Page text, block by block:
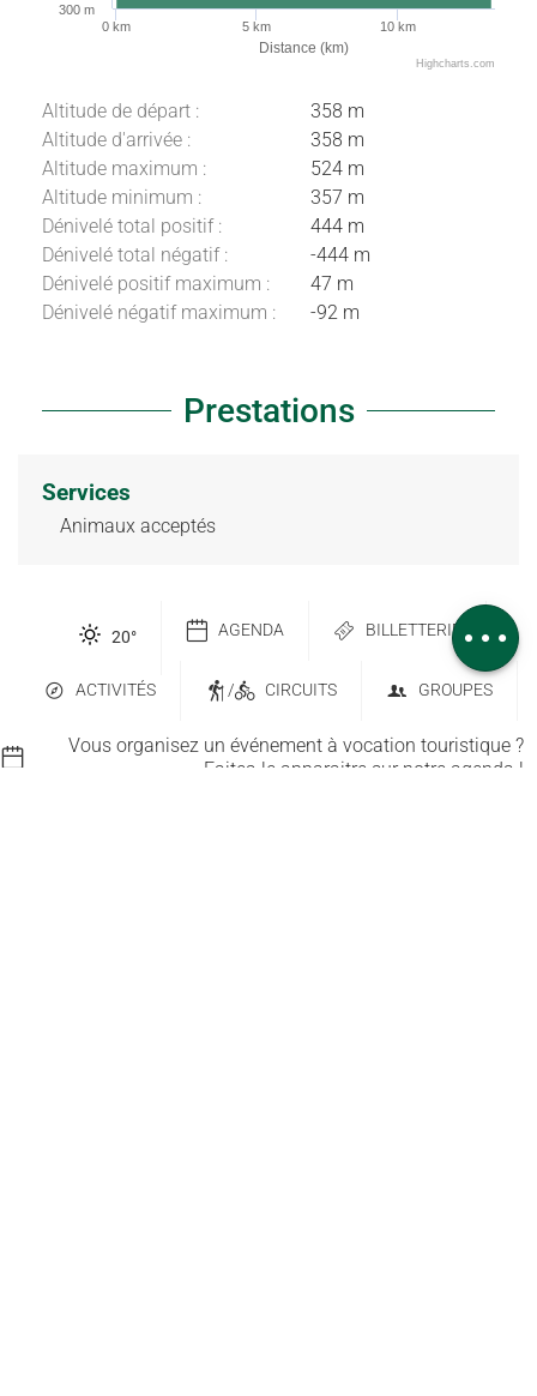
Distance (km)
0 km 5 km 10 km
300 m
Highcharts.com
Altitude de départ :
358 m
Altitude d'arrivée :
358 m
Altitude maximum :
524 m
Altitude minimum :
357 m
Dénivelé total positif :
444 m
Dénivelé total négatif :
-444 m
Dénivelé positif maximum :
47 m
Dénivelé négatif maximum :
-92 m
Prestations
Services
Animaux acceptés
20° AGENDA BILLETTERIE
ACTIVITÉS / CIRCUITS GROUPES
Vous organisez un événement à vocation touristique ?
Faites-le apparaitre sur notre agenda !